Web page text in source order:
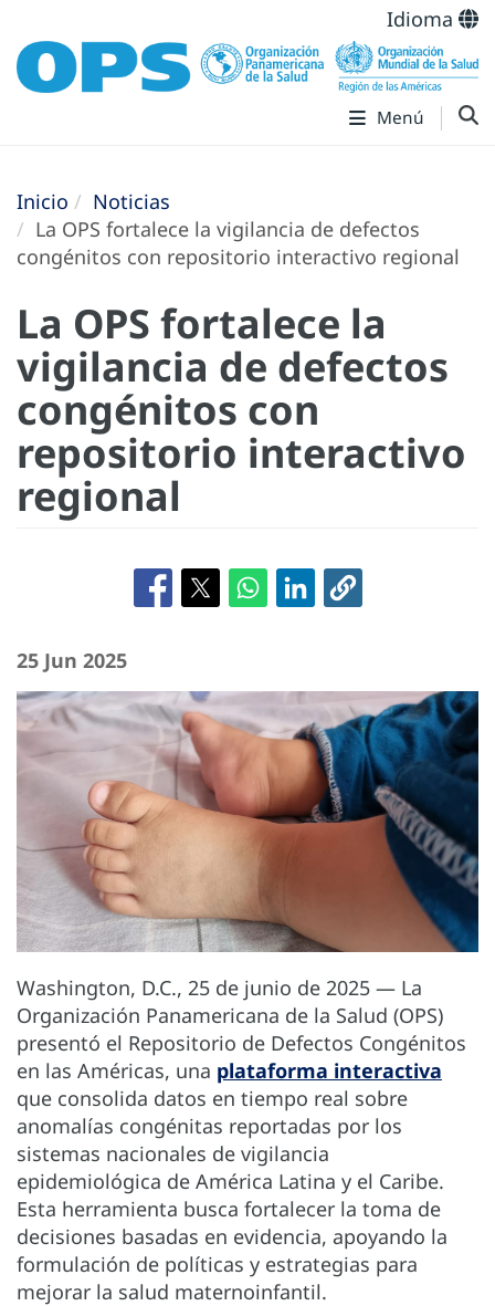
Idioma
Menú
Inicio
Noticias
La OPS fortalece la vigilancia de defectos
congénitos con repositorio interactivo regional
La OPS fortalece la
vigilancia de defectos
congénitos con
repositorio interactivo
regional
25 Jun 2025
Washington, D.C., 25 de junio de 2025 — La
Organización Panamericana de la Salud (OPS)
presentó el Repositorio de Defectos Congénitos
en las Américas, una plataforma interactiva
que consolida datos en tiempo real sobre
anomalías congénitas reportadas por los
sistemas nacionales de vigilancia
epidemiológica de América Latina y el Caribe.
Esta herramienta busca fortalecer la toma de
decisiones basadas en evidencia, apoyando la
formulación de políticas y estrategias para
mejorar la salud maternoinfantil.